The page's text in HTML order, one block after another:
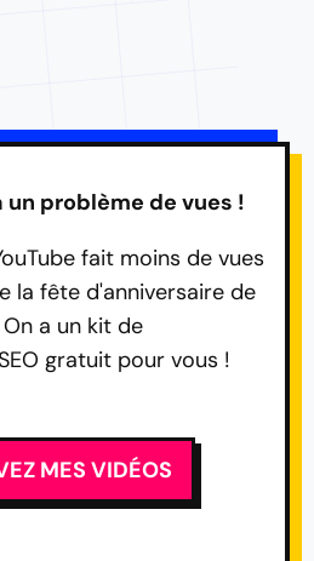
un problème de vues !
fait moins de vues
la fête d'anniversaire de
a un kit de
gratuit pour vous !
MES VIDÉOS